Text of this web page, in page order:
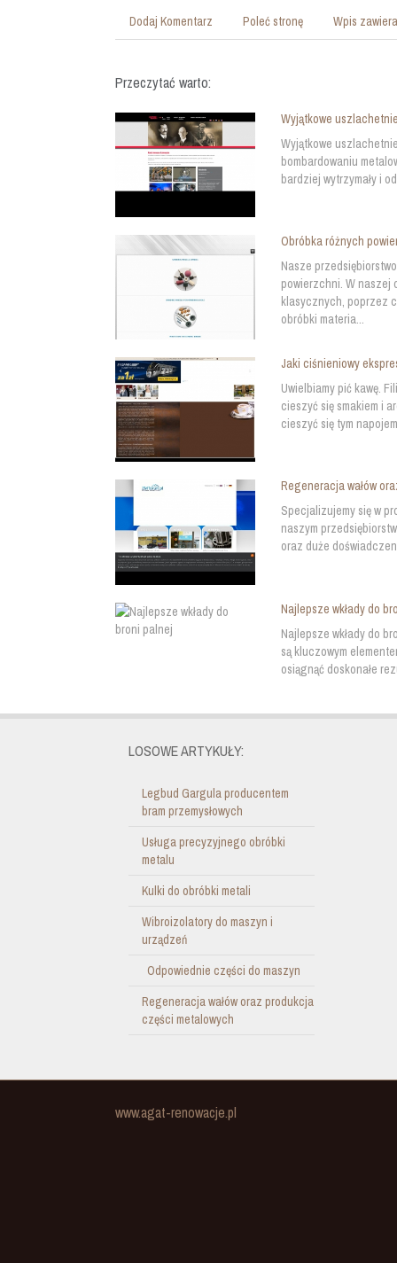
Dodaj Komentarz Poleć stronę Wpis
Przeczytać warto:
Wyjątkowe
Wyjątkowe
bombardowaniu
bardziej wytrzymały i
Obróbka różnych
Nasze
powierzchni. W naszej
klasycznych, poprzez
obróbki materia...
Jaki ciśnieniowy
Uwielbiamy pić kawę.
cieszyć się smakiem i
cieszyć się tym
Regeneracja wałów
Specjalizujemy się w
naszym
oraz duże
Najlepsze wkłady do
Najlepsze wkłady do
są kluczowym
osiągnąć doskonałe
LOSOWE ARTYKUŁY:
Legbud Gargula producentem
bram przemysłowych
Usługa precyzyjnego obróbki
metalu
Kulki do obróbki metali
Wibroizolatory do maszyn i
urządzeń
Odpowiednie części do maszyn
Regeneracja wałów oraz produkcja
części metalowych
www.agat-renowacje.pl